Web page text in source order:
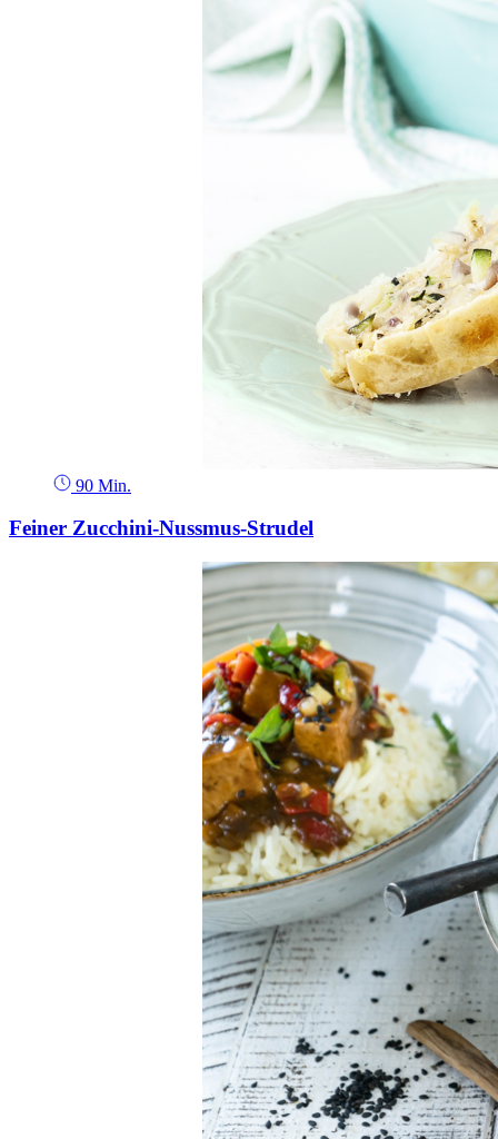
90 Min.
Feiner Zucchini-Nussmus-Strudel